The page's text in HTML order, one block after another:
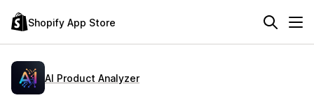
Shopify App Store
AI Product Analyzer